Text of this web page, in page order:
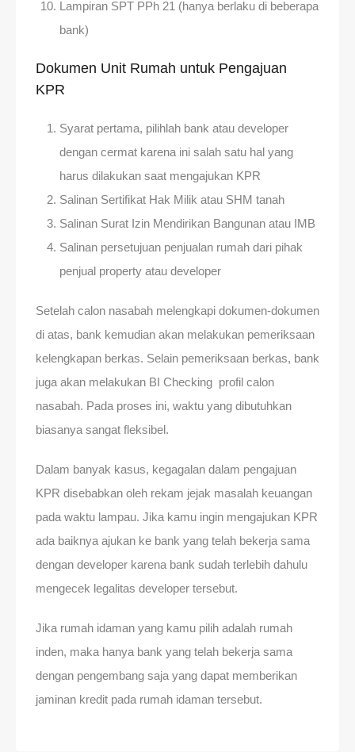
Lampiran SPT PPh 21 (hanya berlaku di beberapa
bank)
Dokumen Unit Rumah untuk Pengajuan
KPR
Syarat pertama, pilihlah bank atau developer
dengan cermat karena ini salah satu hal yang
harus dilakukan saat mengajukan KPR
Salinan Sertifikat Hak Milik atau SHM tanah
Salinan Surat Izin Mendirikan Bangunan atau IMB
Salinan persetujuan penjualan rumah dari pihak
penjual property atau developer
Setelah calon nasabah melengkapi dokumen-dokumen
di atas, bank kemudian akan melakukan pemeriksaan
kelengkapan berkas. Selain pemeriksaan berkas, bank
juga akan melakukan BI Checking profil calon
nasabah. Pada proses ini, waktu yang dibutuhkan
biasanya sangat fleksibel.
Dalam banyak kasus, kegagalan dalam pengajuan
KPR disebabkan oleh rekam jejak masalah keuangan
pada waktu lampau. Jika kamu ingin mengajukan KPR
ada baiknya ajukan ke bank yang telah bekerja sama
dengan developer karena bank sudah terlebih dahulu
mengecek legalitas developer tersebut.
Jika rumah idaman yang kamu pilih adalah rumah
inden, maka hanya bank yang telah bekerja sama
dengan pengembang saja yang dapat memberikan
jaminan kredit pada rumah idaman tersebut.